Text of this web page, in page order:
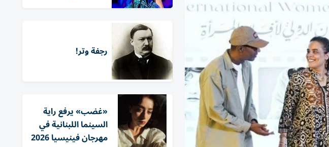
رجفة وتر!
«غضب» يرفع راية
السينما اللبنانية في
مهرجان فينيسيا 2026